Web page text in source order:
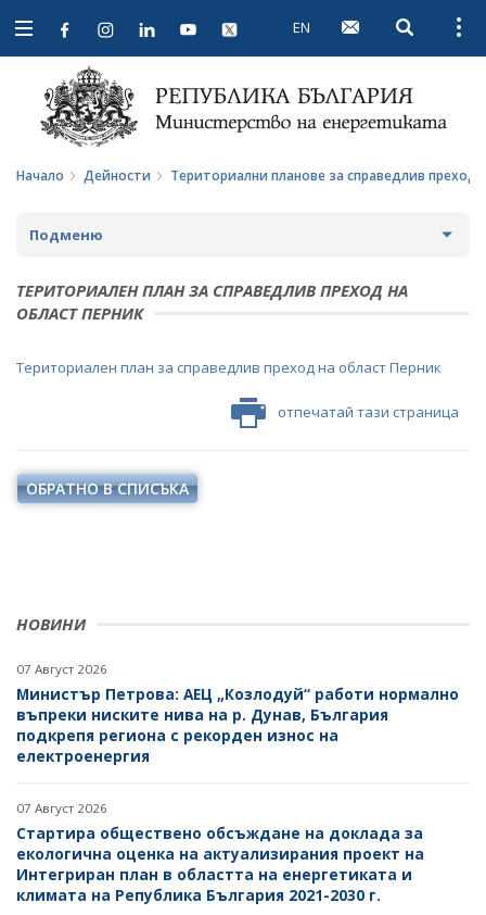
Open
navigation
EN Open
Начало Дейности Териториални планове за справедлив преход
НОВИНИ
07 Август 2026
Министър Петрова: АЕЦ „Козлодуй“ работи нормално
въпреки ниските нива на р. Дунав, България
подкрепя региона с рекорден износ на
електроенергия
07 Август 2026
Стартира обществено обсъждане на доклада за
екологична оценка на актуализирания проект на
Интегриран план в областта на енергетиката и
климата на Република България 2021-2030 г.
Подменю
СТРАТЕГИИ И ПОЛИТИКИ
ОБЩЕСТВЕН СЪВЕТ ПО ЕНЕРГЕТИКА
НА СЪВЕТА
ПРОЕКТИ ОТ ОБЩ ИНТЕРЕС
ВЪЗОБНОВЯЕМА ЕНЕРГИЯ"
ГЕОТЕРМАЛНА ЛАБОРАТОРИЯ
ЕНЕРГИЕН ПАЗАР
КРИТИЧНА ЕНЕРГИЙНА ИНФРАСТРУКТУРА
ДЕЙНОСТ
МЕТАЛНИ ПОЛЕЗНИ ИЗКОПАЕМИ
НАЦИОНАЛЕН ПЛАН ЗА ИНВЕСТИЦИИ
ТЕРИТОРИАЛНИ ПЛАНОВЕ ЗА СПРАВЕДЛИВ
ПРЕХОД
ТЕРИТОРИАЛЕН ПЛАН ЗА СПРАВЕДЛИВ ПРЕХОД НА
ОБЛАСТ ПЕРНИК
Териториален план за справедлив преход на област Перник
отпечатай тази страница
ОБРАТНО В СПИСЪКА